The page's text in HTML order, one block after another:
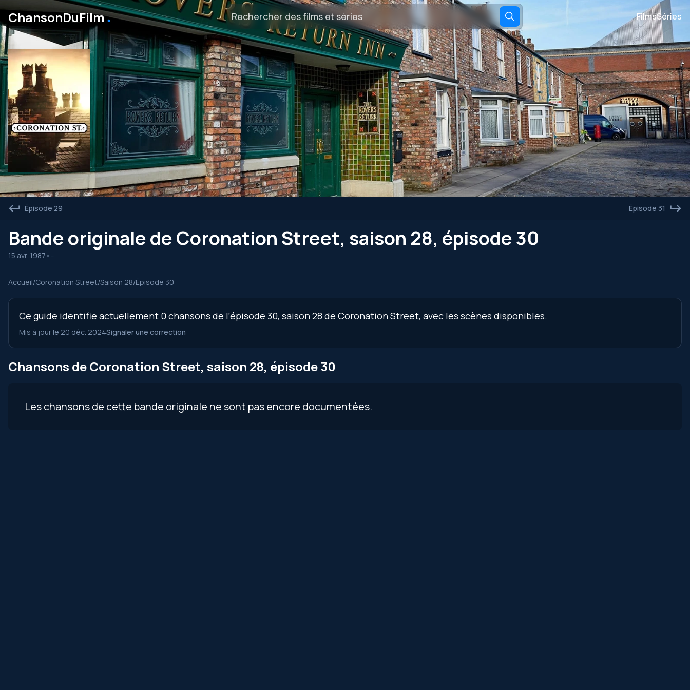
ChansonDuFilm․ FilmsSéries
Épisode 29 Épisode 31
Bande originale de Coronation Street, saison 28, épisode 30
15 avr. 1987 • --
Accueil/Coronation Street/Saison 28/Épisode 30
Ce guide identifie actuellement 0 chansons de l’épisode 30, saison 28 de Coronation Street, avec les scènes disponibles.
Mis à jour le 20 déc. 2024Signaler une correction
Chansons de Coronation Street, saison 28, épisode 30
Les chansons de cette bande originale ne sont pas encore documentées.